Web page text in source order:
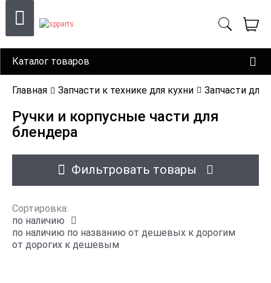
Каталог товаров
Главная Запчасти к технике для кухни Запчасти для
Ручки и корпусные части для
блендера
Фильтровать товары
Сортировка:
по наличию
по наличию по названию от дешевых к дорогим
от дорогих к дешевым